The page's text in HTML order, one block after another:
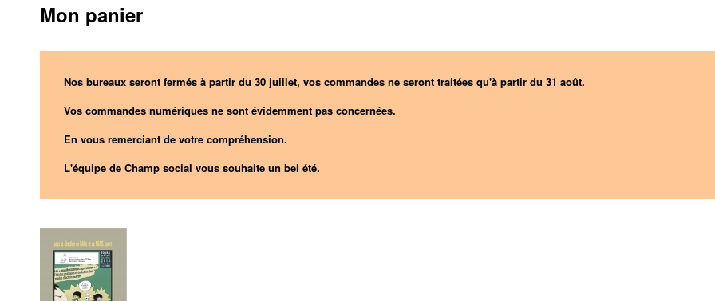
Mon panier
Nos bureaux seront fermés à partir du 30 juillet, vos commandes ne seront traitées qu'à partir du 31 août.
Vos commandes numériques ne sont évidemment pas concernées.
En vous remerciant de votre compréhension.
L'équipe de Champ social vous souhaite un bel été.